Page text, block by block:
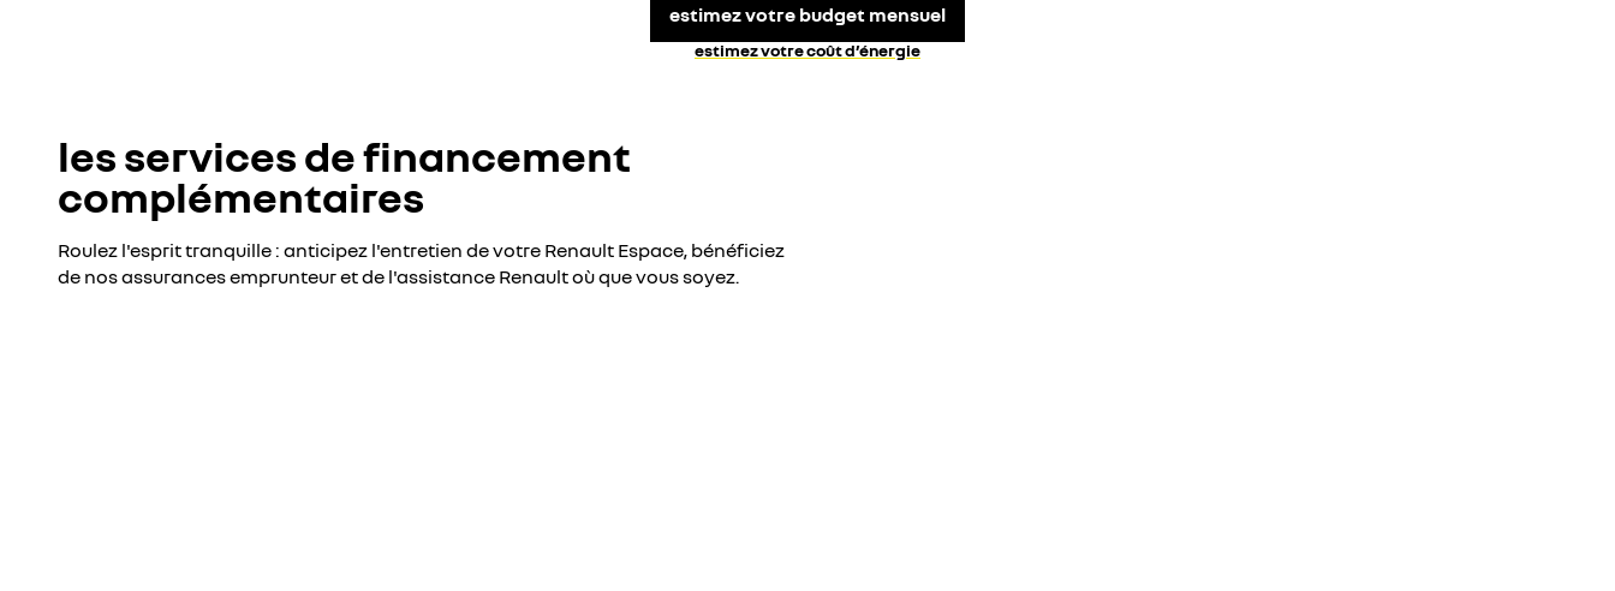
estimez votre budget mensuel
estimez votre coût d’énergie​
les services de financement
complémentaires
Roulez l'esprit tranquille : anticipez l'entretien de votre Renault Espace, bénéficiez
de nos assurances emprunteur et de l'assistance Renault où que vous soyez.